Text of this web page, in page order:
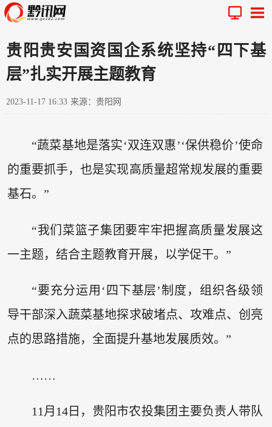
贵阳贵安国资国企系统坚持“四下基
层”扎实开展主题教育
2023-11-17 16:33 来源：贵阳网
“蔬菜基地是落实‘双连双惠’‘保供稳价’使命
的重要抓手，也是实现高质量超常规发展的重要
基石。”
“我们菜篮子集团要牢牢把握高质量发展这
一主题，结合主题教育开展，以学促干。”
“要充分运用‘四下基层’制度，组织各级领
导干部深入蔬菜基地探求破堵点、攻难点、创亮
点的思路措施，全面提升基地发展质效。”
……
11月14日，贵阳市农投集团主要负责人带队